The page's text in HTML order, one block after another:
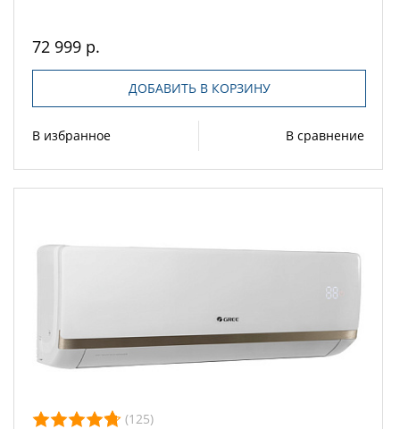
72 999 р.
ДОБАВИТЬ В КОРЗИНУ
В избранное В сравнение
(125)